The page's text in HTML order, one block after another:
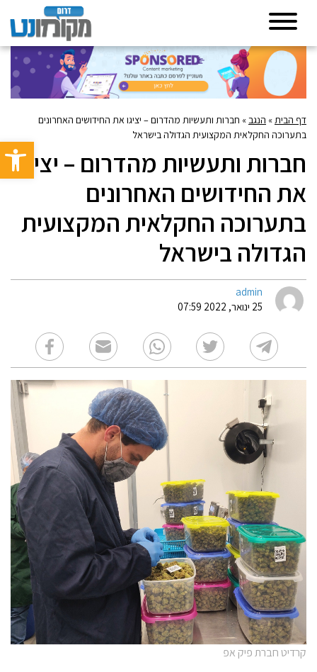
פתח
דף הבית» הנגב» חברות ותעשיות מהדרום – יציגו את החידושים האחרונים
בתערוכה החקלאית המקצועית הגדולה בישראל
חברות ותעשיות מהדרום – יציגו
את החידושים האחרונים
בתערוכה החקלאית המקצועית
הגדולה בישראל
admin
25 ינואר, 2022 07:59
קרדיט חברת פיק אפ